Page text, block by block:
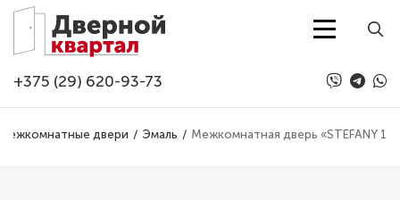
Перейти к основному содержанию
+375 (29) 620-93-73
двери Эмаль Межкомнатная дверь «STEFANY